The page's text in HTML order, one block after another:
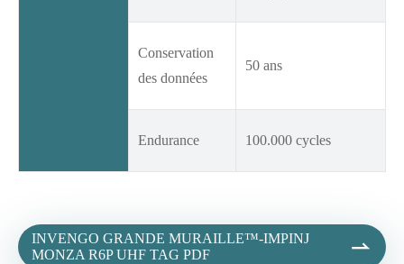
Conservation
des données
50 ans
Endurance 100.000 cycles
INVENGO GRANDE MURAILLE™-IMPINJ
MONZA R6P UHF TAG PDF
